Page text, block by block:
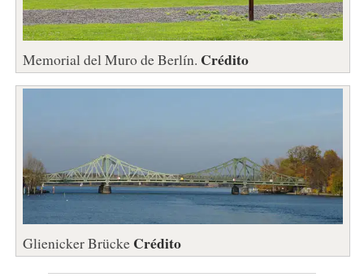
Memorial del Muro de Berlín. Crédito
Glienicker Brücke Crédito